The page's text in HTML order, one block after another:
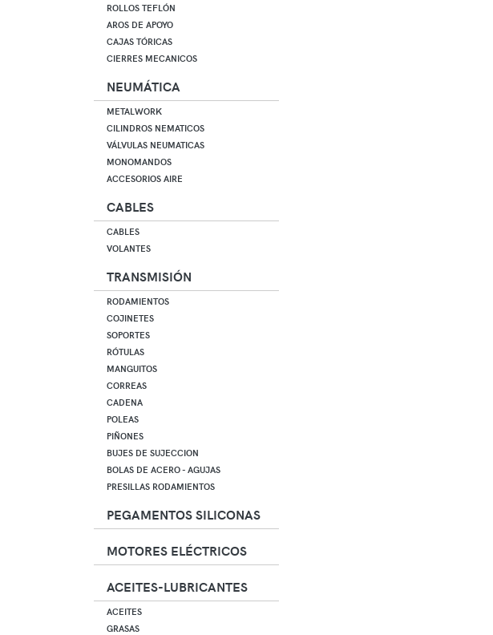
ROLLOS TEFLÓN
AROS DE APOYO
CAJAS TÓRICAS
CIERRES MECANICOS
NEUMÁTICA
METALWORK
CILINDROS NEMATICOS
VÁLVULAS NEUMATICAS
MONOMANDOS
ACCESORIOS AIRE
CABLES
CABLES
VOLANTES
TRANSMISIÓN
RODAMIENTOS
COJINETES
SOPORTES
RÓTULAS
MANGUITOS
CORREAS
CADENA
POLEAS
PIÑONES
BUJES DE SUJECCION
BOLAS DE ACERO - AGUJAS
PRESILLAS RODAMIENTOS
PEGAMENTOS SILICONAS
MOTORES ELÉCTRICOS
ACEITES-LUBRICANTES
ACEITES
GRASAS